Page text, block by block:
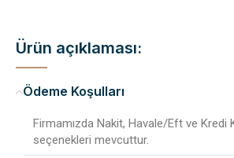
Ürün açıklaması:
Ödeme Koşulları
Firmamızda Nakit, Havale/Eft ve Kredi
seçenekleri mevcuttur.